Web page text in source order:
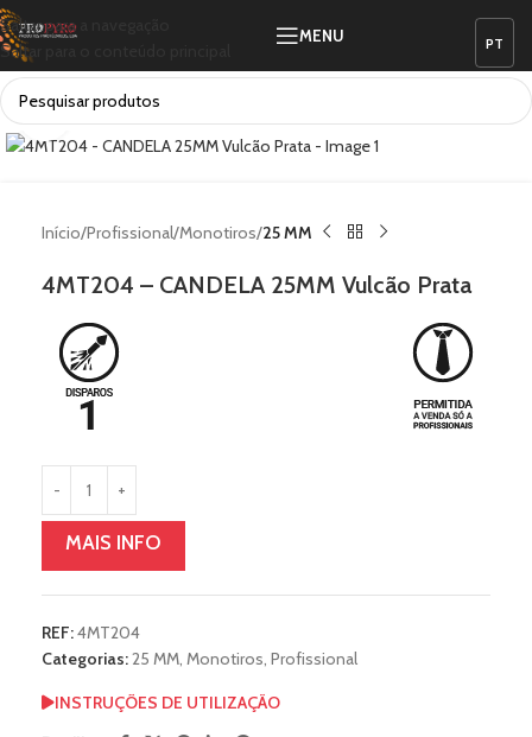
Saltar para a navegação
Saltar para o conteúdo principal
MENU
Clique para ampliar
Início Profissional Monotiros 25 MM
4MT204 – CANDELA 25MM Vulcão Prata
MAIS INFO
REF:4MT204
Categorias:25 MM Monotiros Profissional
INSTRUÇÕES DE UTILIZAÇÃO